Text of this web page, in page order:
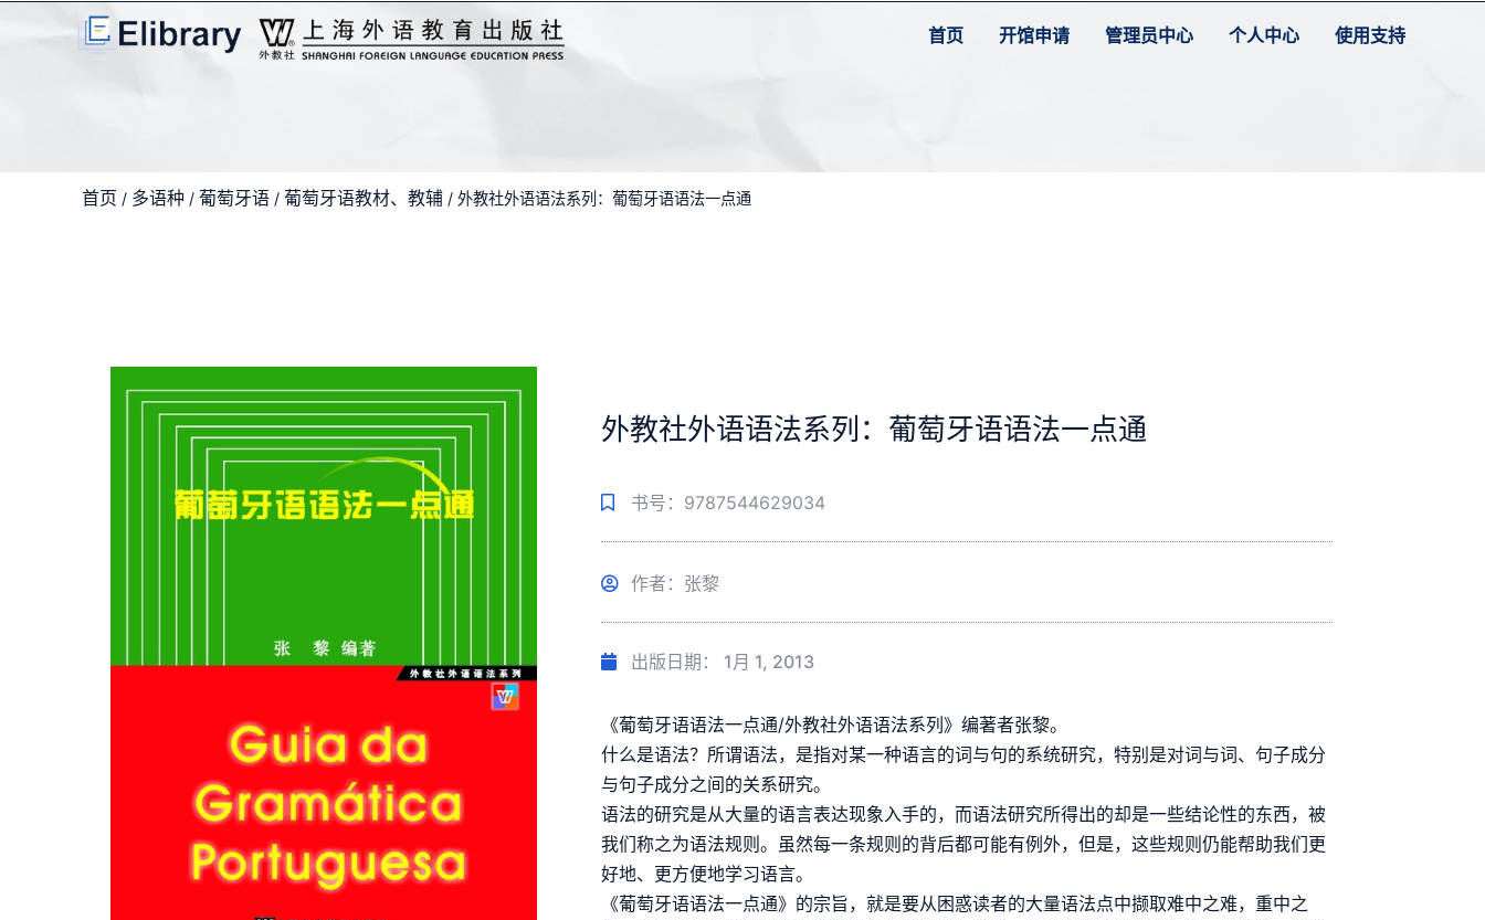
首页 开馆申请 管理员中心 个人中心 使用支持
首页 / 多语种 / 葡萄牙语 / 葡萄牙语教材、教辅 / 外教社外语语法系列：葡萄牙语语法一点通
外教社外语语法系列：葡萄牙语语法一点通
书号：9787544629034
作者：张黎
出版日期： 1月 1, 2013
《葡萄牙语语法一点通/外教社外语语法系列》编著者张黎。
什么是语法？所谓语法，是指对某一种语言的词与句的系统研究，特别是对词与词、句子成分
与句子成分之间的关系研究。
语法的研究是从大量的语言表达现象入手的，而语法研究所得出的却是一些结论性的东西，被
我们称之为语法规则。虽然每一条规则的背后都可能有例外，但是，这些规则仍能帮助我们更
好地、更方便地学习语言。
《葡萄牙语语法一点通》的宗旨，就是要从困惑读者的大量语法点中撷取难中之难，重中之